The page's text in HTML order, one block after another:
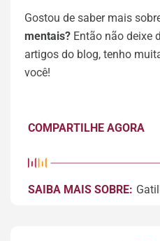
Gostou de saber mais
mentais? Então não deixe
artigos do blog, tenho
você!
COMPARTILHE AGORA
SAIBA MAIS SOBRE: